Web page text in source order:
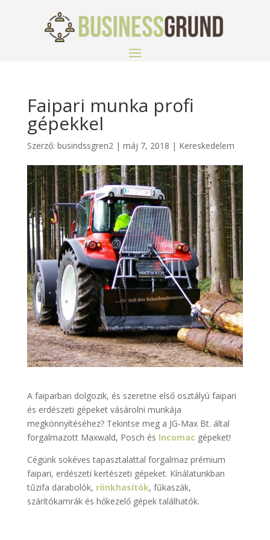
Faipari munka profi
gépekkel
Szerző: busindssgren2| máj 7, 2018 | Kereskedelem
A faiparban dolgozik, és szeretne első osztályú faipari
és erdészeti gépeket vásárolni munkája
megkönnyítéséhez? Tekintse meg a JG-Max Bt. által
forgalmazott Maxwald, Posch és Incomac gépeket!
Cégünk sokéves tapasztalattal forgalmaz prémium
faipari, erdészeti kertészeti gépeket. Kínálatunkban
tűzifa darabolók, rönkhasítók, fűkaszák,
szárítókamrák és hőkezelő gépek találhatók.